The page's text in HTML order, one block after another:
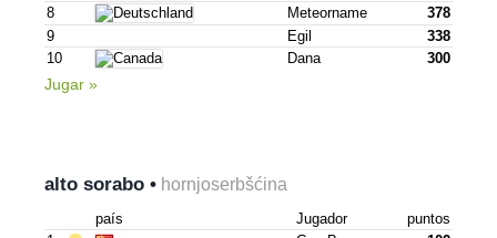
8
Meteorname
378
9
Egil
338
10
Dana 300
Jugar »
alto sorabo • hornjoserbšćina
país Jugador
puntos